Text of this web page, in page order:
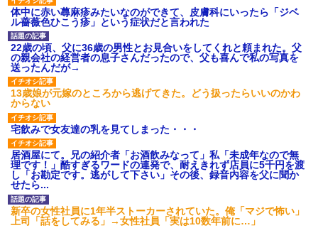
体中に赤い蕁麻疹みたいなのができて、皮膚科にいったら「ジベ
ル薔薇色ひこう疹」という症状だと言われた
22歳の頃、父に36歳の男性とお見合いをしてくれと頼まれた。父
の親会社の経営者の息子さんだったので、父も喜んで私の写真を
送ったんだが→
13歳娘が元嫁のところから逃げてきた。どう扱ったらいいのかわ
からない
宅飲みで女友達の乳を見てしまった・・・
居酒屋にて。兄の紹介者「お酒飲みなって」私「未成年なので無
理です！」酷すぎるワードの連発で、耐えきれず店員に5千円を渡
し「お勘定です。逃がして下さい」その後、録音内容を父に聞か
せたら...
新卒の女性社員に1年半ストーカーされていた。俺「マジで怖い」
上司「話をしてみる」→女性社員「実は10数年前に…」